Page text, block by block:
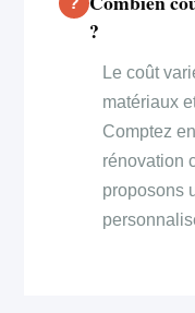
?
Le coût
matériaux
Comptez
rénovation
proposons